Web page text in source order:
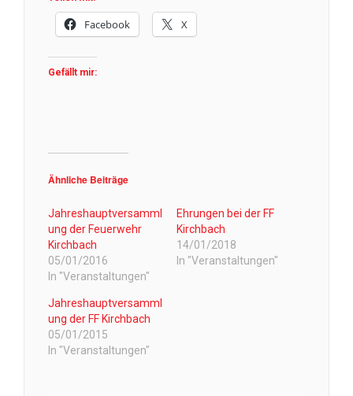
Facebook X
Gefällt mir:
Ähnliche Beiträge
Jahreshauptversamml
ung der Feuerwehr
Kirchbach
05/01/2016
In "Veranstaltungen"
Ehrungen bei der FF
Kirchbach
14/01/2018
In "Veranstaltungen"
Jahreshauptversamml
ung der FF Kirchbach
05/01/2015
In "Veranstaltungen"